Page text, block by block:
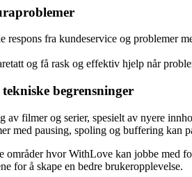
respons fra kundeservice og problemer
og få rask og effektiv hjelp når
begrensninger
av filmer og serier, spesielt av nyere
med pausing, spoling og buffering kan
områder hvor WithLove kan jobbe
for å skape en bedre brukeropplevelse.